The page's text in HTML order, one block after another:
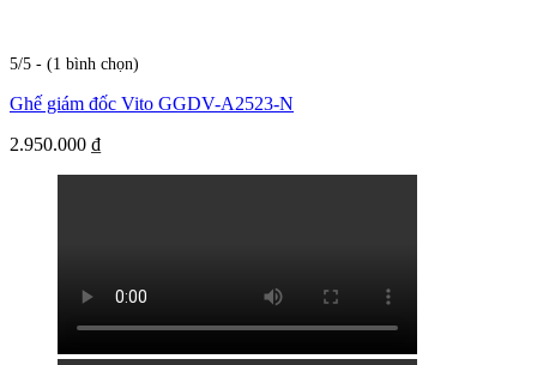
5/5 - (1 bình chọn)
Ghế giám đốc Vito GGDV-A2523-N
2.950.000 ₫